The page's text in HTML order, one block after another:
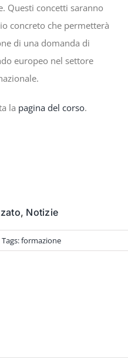
Questi concetti saranno
concreto che permetterà
di una domanda di
europeo nel settore
la pagina del corso.
, Notizie
Tags:formazione